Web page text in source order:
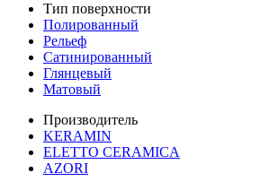
Тип поверхности
Полированный
Рельеф
Сатинированный
Глянцевый
Матовый
Производитель
KERAMIN
ELETTO CERAMICA
AZORI